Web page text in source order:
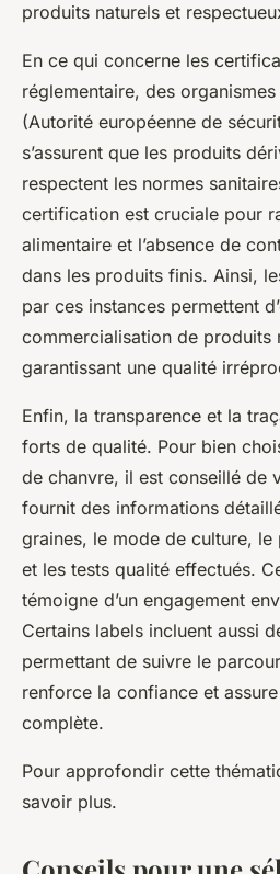
produits naturels et
En ce qui concerne les
réglementaire, des organismes
(Autorité européenne de
s’assurent que les produits
respectent les normes
certification est cruciale pour
alimentaire et l’absence de
dans les produits finis. Ainsi,
par ces instances permettent
commercialisation de produits
garantissant une qualité
Enfin, la transparence et la
forts de qualité. Pour bien
de chanvre, il est conseillé de
fournit des informations
graines, le mode de culture, le
et les tests qualité effectués.
témoigne d’un engagement
Certains labels incluent aussi
permettant de suivre le
renforce la confiance et
complète.
Pour approfondir cette
savoir plus.